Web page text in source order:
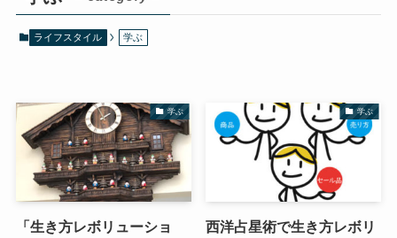
ライフスタイル 学ぶ
学ぶ
「生き方レボリューショ
学ぶ
西洋占星術で生き方レボリ